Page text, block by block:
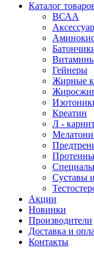
Каталог
ВСАА
Гейнеры
Жирные
Креатин
Л -
Протеины
Суставы
Акции
Новинки
Производители
Доставка и
Контакты